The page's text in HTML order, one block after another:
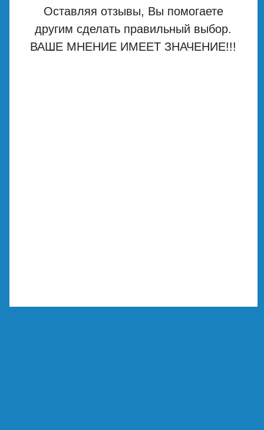
Оставляя отзывы, Вы помогаете
другим сделать правильный выбор.
ВАШЕ МНЕНИЕ ИМЕЕТ ЗНАЧЕНИЕ!!!